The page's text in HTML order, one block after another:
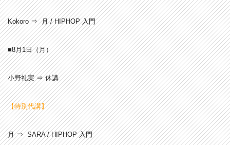
Kokoro ⇒ 月 / HIPHOP 入門
■8月1日（月）
小野礼実 ⇒ 休講
【特別代講】
月 ⇒ SARA / HIPHOP 入門